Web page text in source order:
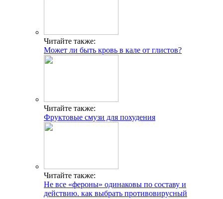
Читайте также:
Может ли быть кровь в кале от глистов?
Читайте также:
Фруктовые смузи для похудения
Читайте также:
Не все «фероны» одинаковы по составу и
действию. как выбрать противовирусный